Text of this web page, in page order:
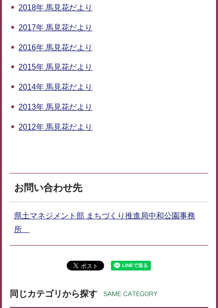
2018年 馬見花だより
2017年 馬見花だより
2016年 馬見花だより
2015年 馬見花だより
2014年 馬見花だより
2013年 馬見花だより
2012年 馬見花だより
お問い合わせ先
県土マネジメント部 まちづくり推進局中和公園事務
所
同じカテゴリから探す